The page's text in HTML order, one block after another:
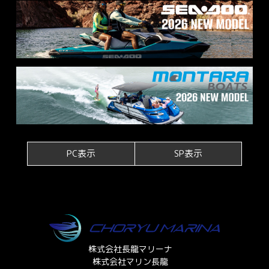
PC表示 SP表示
株式会社長龍マリーナ
株式会社マリン長龍